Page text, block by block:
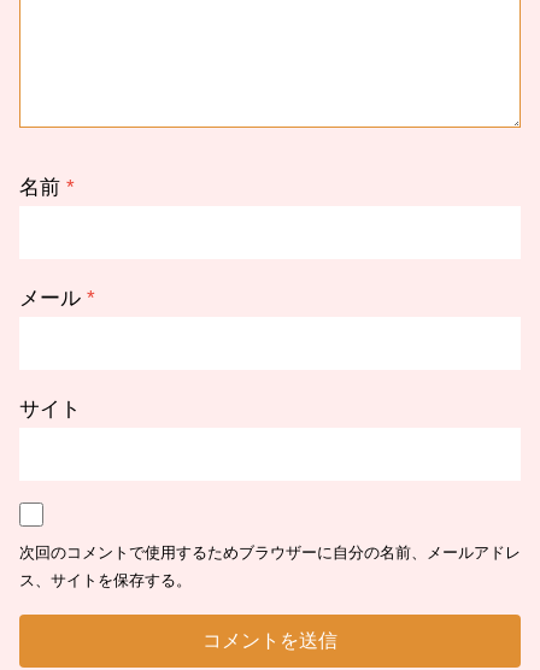
名前 *
メール *
サイト
次回のコメントで使用するためブラウザーに自分の名前、メールアドレ
ス、サイトを保存する。